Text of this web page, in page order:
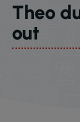
Theo
out